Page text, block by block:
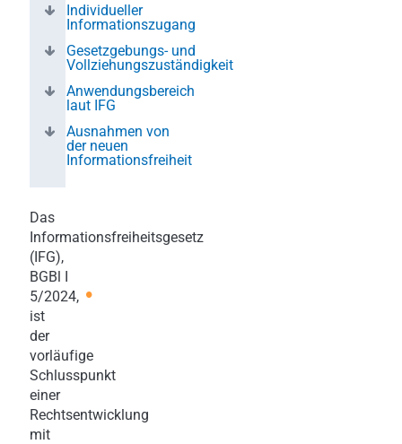
Individueller
Informationszugang
Gesetzgebungs- und
Vollziehungszuständigkeit
Anwendungsbereich
laut IFG
Ausnahmen von
der neuen
Informationsfreiheit
Das
Informationsfreiheitsgesetz
(IFG),
BGBl I
5/2024, •
ist
der
vorläufige
Schlusspunkt
einer
Rechtsentwicklung
mit